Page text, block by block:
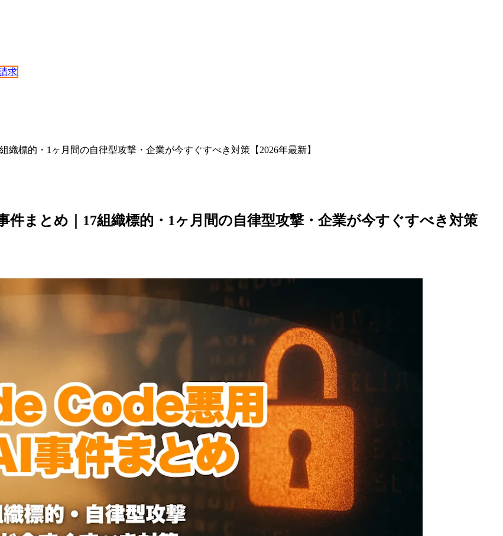
求
織標的・1ヶ月間の自律型攻撃・企業が今すぐすべき対策【2026年最新】
件まとめ｜17組織標的・1ヶ月間の自律型攻撃・企業が今すぐすべき対策